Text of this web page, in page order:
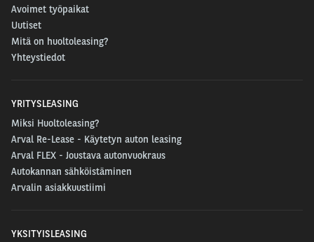
Avoimet työpaikat
Uutiset
Mitä on huoltoleasing?
Yhteystiedot
YRITYSLEASING
Miksi Huoltoleasing?
Arval Re-Lease - Käytetyn auton leasing
Arval FLEX - Joustava autonvuokraus
Autokannan sähköistäminen
Arvalin asiakkuustiimi
YKSITYISLEASING